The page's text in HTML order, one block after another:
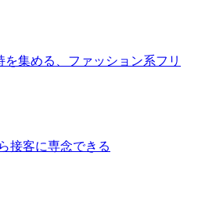
集める、ファッション系フリ
接客に専念できる